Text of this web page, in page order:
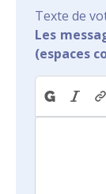
Texte de
Les
(espaces